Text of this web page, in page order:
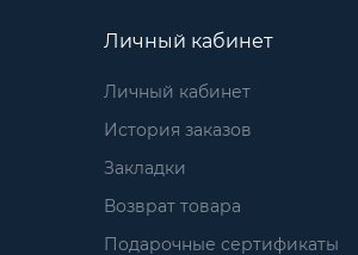
Личный кабинет
Личный кабинет
История заказов
Закладки
Возврат товара
Подарочные сертификаты